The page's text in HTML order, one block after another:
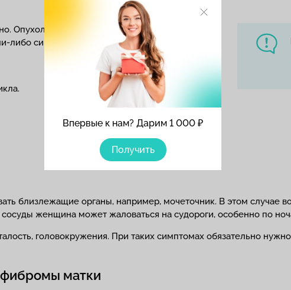
Впервые к нам? Дарим 1 000 ₽
Получить
Опухоль может развиваться годами, прежде
либо симптомами.
близлежащие органы, например, мочеточник. В этом случае
женщина может жаловаться на судороги, особенно по
головокружения. При таких симптомах обязательно
фибромы матки